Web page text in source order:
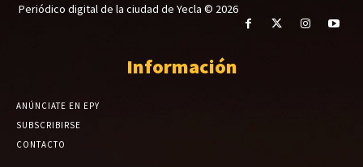
Periódico digital de la ciudad de Yecla © 2026
Información
ANÚNCIATE EN EPY
SUBSCRIBIRSE
CONTACTO